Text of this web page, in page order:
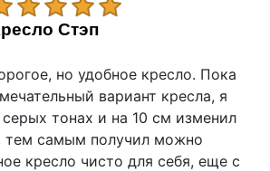
Стэп
но удобное кресло. Пока
вариант кресла, я
тонах и на 10 см изменил
тем самым получил можно
кресло чисто для себя, еще с